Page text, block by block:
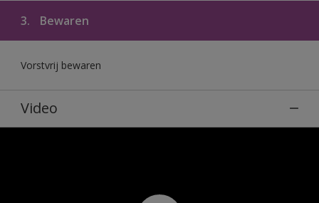
3. Bewaren
Vorstvrij bewaren
Video